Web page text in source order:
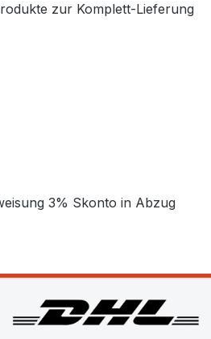
zur Komplett-Lieferung
3% Skonto in Abzug